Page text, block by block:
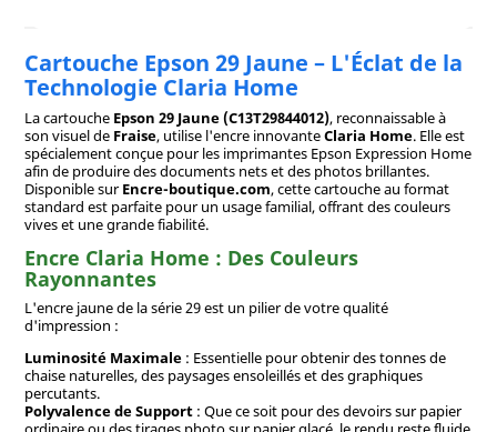
Cartouche Epson 29 Jaune – L'Éclat de la
Technologie Claria Home
La cartouche Epson 29 Jaune (C13T29844012), reconnaissable à
son visuel de Fraise, utilise l'encre innovanteClaria Home. Elle est
spécialement conçue pour les imprimantes Epson Expression Home
afin de produire des documents nets et des photos brillantes.
Disponible surEncre-boutique.com, cette cartouche au format
standard est parfaite pour un usage familial, offrant des couleurs
vives et une grande fiabilité.
Encre Claria Home : Des Couleurs
Rayonnantes
L'encre jaune de la série 29 est un pilier de votre qualité
d'impression :
Luminosité Maximale: Essentielle pour obtenir des tonnes de
chaise naturelles, des paysages ensoleillés et des graphiques
percutants.
Polyvalence de Support: Que ce soit pour des devoirs sur papier